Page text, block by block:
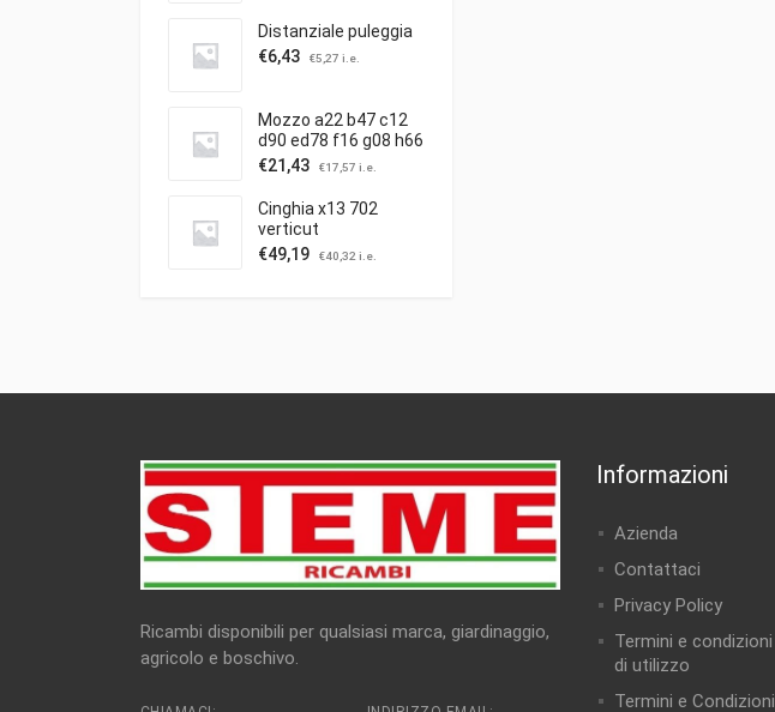
Distanziale puleggia
€6,43 €5,27 i.e.
Mozzo a22 b47 c12
d90 ed78 f16 g08 h66
c/puleggia ibea
€21,43 €17,57 i.e.
Cinghia x13 702
verticut
€49,19 €40,32 i.e.
Ricambi disponibili per qualsiasi marca, giardinaggio,
agricolo e boschivo.
Informazioni
Azienda
Contattaci
Privacy Policy
Termini e condizioni
di utilizzo
Termini e Condizioni